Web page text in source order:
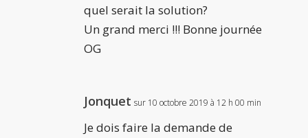
quel serait la solution?
Un grand merci !!! Bonne journée
OG
Jonquet sur 10 octobre 2019 à 12 h 00 min
Je dois faire la demande de